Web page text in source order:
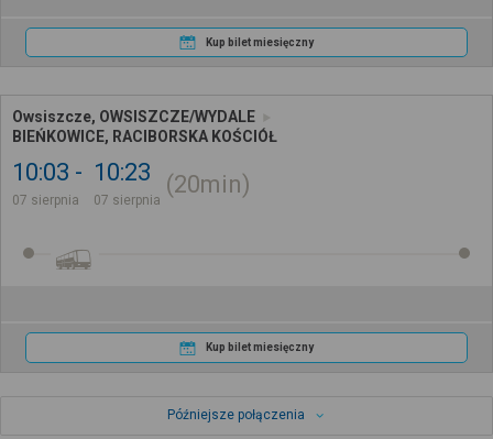
Kup bilet miesięczny
Owsiszcze, OWSISZCZE/WYDALE
BIEŃKOWICE, RACIBORSKA KOŚCIÓŁ
10:03
07 sierpnia
10:23
07 sierpnia
20min
Kup bilet miesięczny
Późniejsze połączenia